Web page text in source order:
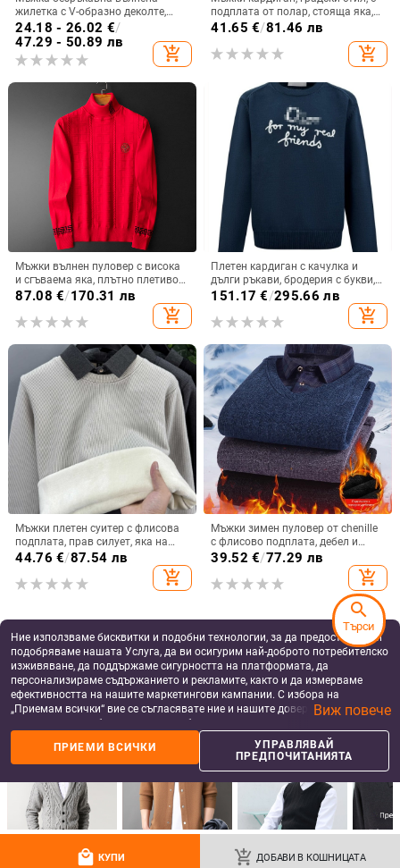
local_mall КУПИ add_shopping_cart ДОБАВИ В КОШНИЦАТА
жилетка с V-образно деколте,
свободен силует, 30–35% вълна
24.18 - 26.02 €/
47.29 - 50.89 лв
add_shopping_cart
подплата от полар, стояща яка,
смес от химически влакна,
41.65 €/81.46 лв
add_shopping_cart
Мъжки вълнен пуловер с висока
и сгъваема яка, плътно плетиво
73088
87.08 €/170.31 лв
add_shopping_cart
Плетен кардиган с качулка и
дълги ръкави, бродерия с букви,
100% вълна, свободна кройка,
151.17 €/295.66 лв
add_shopping_cart
Мъжки плетен суитер с флисова
подплата, прав силует, яка на
риза, дълги ръкави, зимна
колекция 2025, полиестер 95%
44.76 €/87.54 лв
add_shopping_cart
Мъжки зимен пуловер от chenille
с флисово подплата, дебел и
топъл, имитация на двупластов
дизайн, свободна кройка, дълги
ръкави, яка на риза
39.52 €/77.29 лв
add_shopping_cart
Пуловер от мохер и вълна,
кръгло деколте, свободен силует,
карета и райета, 100% вълна
141.33€/276.42 лв
add_shopping_cart
Мъжки есенно-зимен пуловер с
дълъг ръкав и полувисока яка,
жакардови букви, мъжки топъл
ежедневен пуловер
40.76 €/79.72 лв
add_shopping_cart
Ние използваме бисквитки и подобни технологии, за да предоставяме и
подобряваме нашата Услуга, да ви осигурим най-доброто потребителско
изживяване, да поддържаме сигурността на платформата, да
персонализираме съдържанието и рекламите, както и да измерваме
ефективността на нашите маркетингови кампании. С избора на
„Приемам всички“ вие се съгласявате ние и нашите доверени партньори
да съхраняваме бисквитки и подобни технологии на вашето устройство
за рекламни и аналитични цели. Можете по всяко време да управлявате
своите предпочитания, като натиснете „Управлявай предпочитанията“.
За повече информация, моля, вижте нашата
данните.
Виж повече
ПРИЕМИ ВСИЧКИ
УПРАВЛЯВАЙ
ПРЕДПОЧИТАНИЯТА
search
Търси